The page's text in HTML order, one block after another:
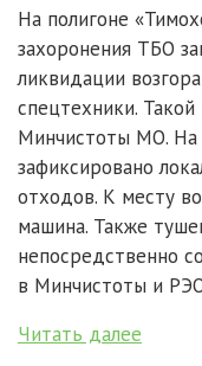
На полигоне
захоронения ТБО
ликвидации
спецтехники.
Минчистоты МО. На
зафиксировано
отходов. К месту
машина. Также
непосредственно
в Минчистоты и
Читать далее